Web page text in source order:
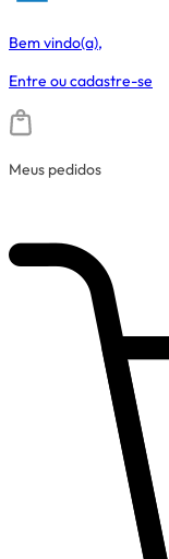
Bem vindo(a),
Entre oucadastre-se
Meus pedidos